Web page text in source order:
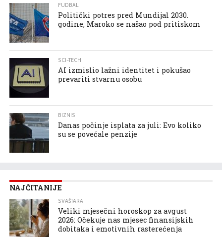
FUDBAL
Politički potres pred Mundijal 2030.
godine, Maroko se našao pod pritiskom
SCI-TECH
AI izmislio lažni identitet i pokušao
prevariti stvarnu osobu
BIZNIS
Danas počinje isplata za juli: Evo koliko
su se povećale penzije
NAJČITANIJE
SVAŠTARA
Veliki mjesečni horoskop za avgust
2026: Očekuje nas mjesec finansijskih
dobitaka i emotivnih rasterećenja